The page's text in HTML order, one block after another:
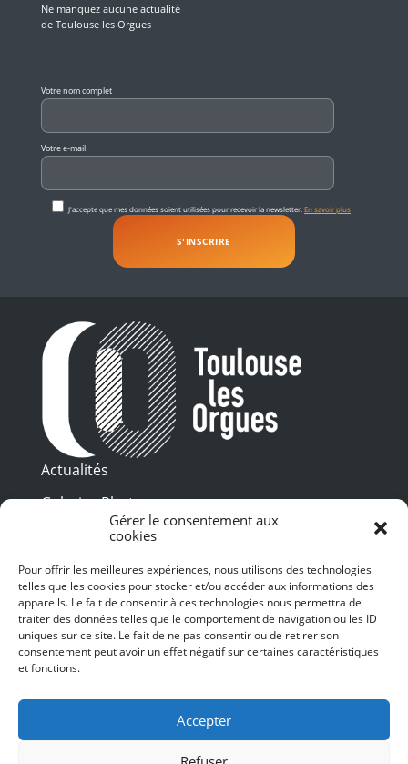
Gérer le consentement aux
cookies
Pour offrir les meilleures expériences, nous utilisons des technologies
telles que les cookies pour stocker et/ou accéder aux informations des
appareils. Le fait de consentir à ces technologies nous permettra de
traiter des données telles que le comportement de navigation ou les ID
uniques sur ce site. Le fait de ne pas consentir ou de retirer son
consentement peut avoir un effet négatif sur certaines caractéristiques
et fonctions.
Accepter
Ne manquez aucune actualité
de Toulouse les Orgues
Votre nom complet
Votre e-mail
J'accepte que mes données soient utilisées pour recevoir la newsletter. En savoir plus
Actualités
Galeries Photos
Vidéothèque
Presse
Programme PDF
Billetterie
Recrutement
Mentions légales
SUIVEZ-NOUS